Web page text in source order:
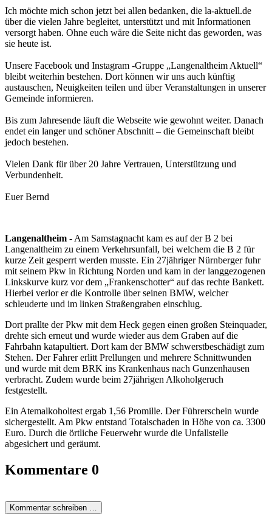
Ich möchte mich schon jetzt bei allen bedanken, die la-aktuell.de
über die vielen Jahre begleitet, unterstützt und mit Informationen
versorgt haben. Ohne euch wäre die Seite nicht das geworden, was
sie heute ist.
Unsere Facebook und Instagram -Gruppe „Langenaltheim Aktuell“
bleibt weiterhin bestehen. Dort können wir uns auch künftig
austauschen, Neuigkeiten teilen und über Veranstaltungen in unserer
Gemeinde informieren.
Bis zum Jahresende läuft die Webseite wie gewohnt weiter. Danach
endet ein langer und schöner Abschnitt – die Gemeinschaft bleibt
jedoch bestehen.
Vielen Dank für über 20 Jahre Vertrauen, Unterstützung und
Verbundenheit.
Euer Bernd
Langenaltheim - Am Samstagnacht kam es auf der B 2 bei
Langenaltheim zu einem Verkehrsunfall, bei welchem die B 2 für
kurze Zeit gesperrt werden musste. Ein 27jähriger Nürnberger fuhr
mit seinem Pkw in Richtung Norden und kam in der langgezogenen
Linkskurve kurz vor dem „Frankenschotter“ auf das rechte Bankett.
Hierbei verlor er die Kontrolle über seinen BMW, welcher
schleuderte und im linken Straßengraben einschlug.
Dort prallte der Pkw mit dem Heck gegen einen großen Steinquader,
drehte sich erneut und wurde wieder aus dem Graben auf die
Fahrbahn katapultiert. Dort kam der BMW schwerstbeschädigt zum
Stehen. Der Fahrer erlitt Prellungen und mehrere Schnittwunden
und wurde mit dem BRK ins Krankenhaus nach Gunzenhausen
verbracht. Zudem wurde beim 27jährigen Alkoholgeruch
festgestellt.
Ein Atemalkoholtest ergab 1,56 Promille. Der Führerschein wurde
sichergestellt. Am Pkw entstand Totalschaden in Höhe von ca. 3300
Euro. Durch die örtliche Feuerwehr wurde die Unfallstelle
abgesichert und geräumt.
Kommentare 0
Kommentar schreiben …